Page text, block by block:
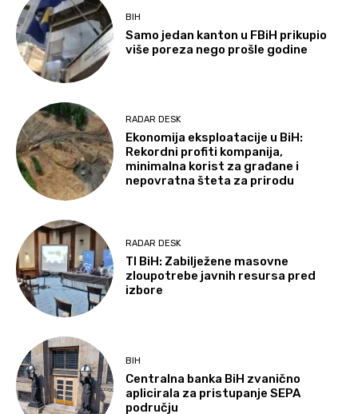
BIH
Samo jedan kanton u FBiH prikupio
više poreza nego prošle godine
RADAR DESK
Ekonomija eksploatacije u BiH:
Rekordni profiti kompanija,
minimalna korist za građane i
nepovratna šteta za prirodu
RADAR DESK
TI BiH: Zabilježene masovne
zloupotrebe javnih resursa pred
izbore
BIH
Centralna banka BiH zvanično
aplicirala za pristupanje SEPA
području